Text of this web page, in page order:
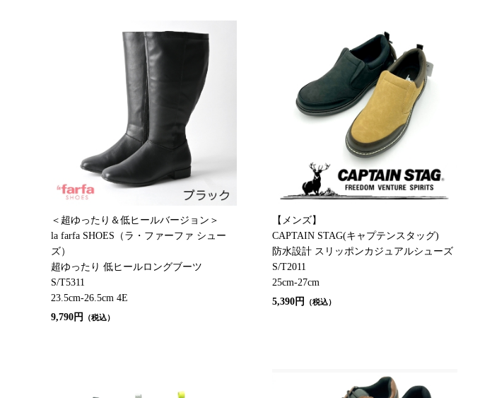
＜超ゆったり＆低ヒールバージョン＞
la farfa SHOES（ラ・ファーファ シュー
ズ）
超ゆったり 低ヒールロングブーツ
S/T5311
23.5cm-26.5cm 4E
9,790円
（税込）
【メンズ】
CAPTAIN STAG(キャプテンスタッグ)
防水設計 スリッポンカジュアルシューズ
S/T2011
25cm-27cm
5,390円
（税込）